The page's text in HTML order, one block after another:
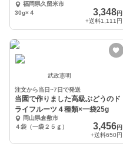
福岡県久留米市
30g×４
3,348円
+送料1,111円
武政憲明
注文から当日~7日で発送
当園で作りました高級ぶどうのド
ライフルーツ４種類×一袋25g
岡山県倉敷市
４袋（一袋２５ｇ）
3,456円
+送料650円